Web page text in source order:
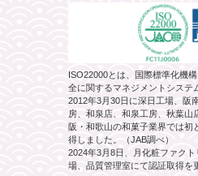
ISO22000とは、国際標準化機
全に関するマネジメントシステ
2012年3月30日に深日工場、阪
房、和泉店、和泉工房、秋葉山
阪・和歌山の和菓子業界では初
得しました。（JAB調べ）
2024年3月8日、月化粧ファク
場、品質管理室にて認証取得を